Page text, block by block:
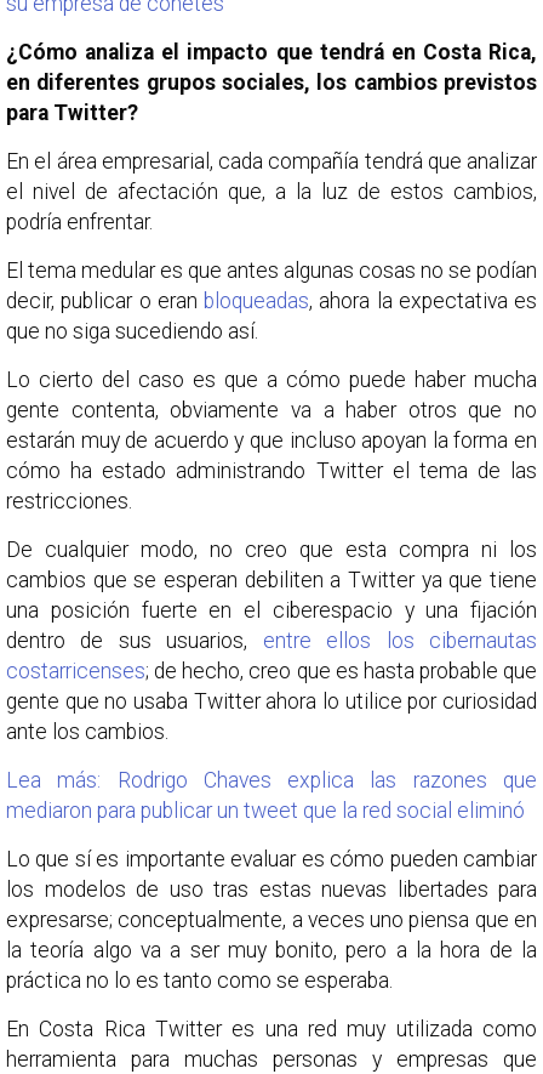
¿Cómo analiza el impacto que tendrá en Costa Rica,
en diferentes grupos sociales, los cambios previstos
para Twitter?
En el área empresarial, cada compañía tendrá que analizar
el nivel de afectación que, a la luz de estos cambios,
podría enfrentar.
El tema medular es que antes algunas cosas no se podían
decir, publicar o eran bloqueadas, ahora la expectativa es
que no siga sucediendo así.
Lo cierto del caso es que a cómo puede haber mucha
gente contenta, obviamente va a haber otros que no
estarán muy de acuerdo y que incluso apoyan la forma en
cómo ha estado administrando Twitter el tema de las
restricciones.
De cualquier modo, no creo que esta compra ni los
cambios que se esperan debiliten a Twitter ya que tiene
una posición fuerte en el ciberespacio y una fijación
dentro de sus usuarios, entre ellos los cibernautas
costarricenses; de hecho, creo que es hasta probable que
gente que no usaba Twitter ahora lo utilice por curiosidad
ante los cambios.
Lea más: Rodrigo Chaves explica las razones que
mediaron para publicar un tweet que la red social eliminó
Lo que sí es importante evaluar es cómo pueden cambiar
los modelos de uso tras estas nuevas libertades para
expresarse; conceptualmente, a veces uno piensa que en
la teoría algo va a ser muy bonito, pero a la hora de la
práctica no lo es tanto como se esperaba.
En Costa Rica Twitter es una red muy utilizada como
herramienta para muchas personas y empresas que